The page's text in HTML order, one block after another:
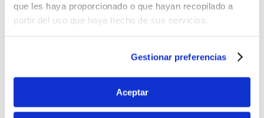
que les haya proporcionado o que hayan recopilado a
partir del uso que haya hecho de sus servicios.
Gestionar preferencias
Aceptar
FARMACIA VIDAL VIDAL, ANA MARIA
C. JOSEP CARNER, 3 - BJ